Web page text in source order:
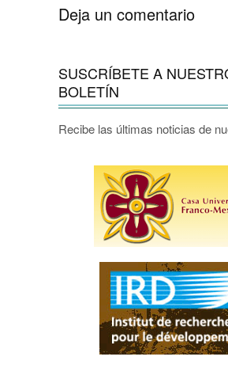
Deja un comentario
SUSCRÍBETE A
BOLETÍN
Recibe las últimas noticias de